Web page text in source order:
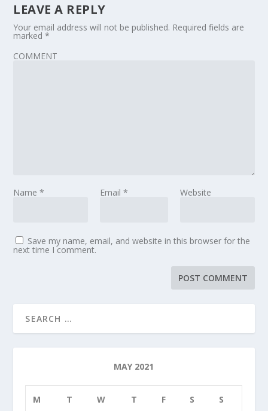
LEAVE A REPLY
Your email address will not be published. Required fields are
marked*
COMMENT
Name* Email * Website
Save my name, email, and website in this browser for the
next time I comment.
MAY 2021
M T W T F S S